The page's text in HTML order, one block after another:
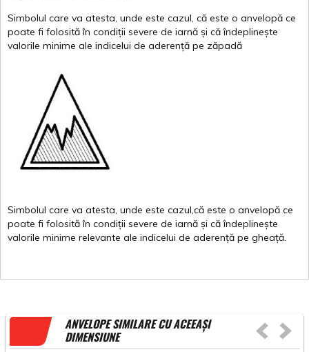
Simbolul care va atesta, unde este cazul, că este o anvelopă ce
poate fi folosită în condiții severe de iarnă și că îndeplinește
valorile minime ale indicelui de aderență pe zăpadă
Simbolul care va atesta, unde este cazul,că este o anvelopă ce
poate fi folosită în condiții severe de iarnă și că îndeplinește
valorile minime relevante ale indicelui de aderență pe gheață.
ANVELOPE SIMILARE CU ACEEAȘI
DIMENSIUNE